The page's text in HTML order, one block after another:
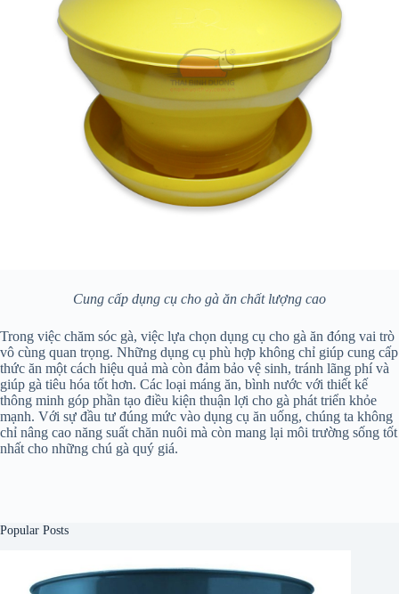
Cung cấp dụng cụ cho gà ăn chất lượng cao
Trong việc chăm sóc gà, việc lựa chọn dụng cụ cho gà ăn đóng vai trò
vô cùng quan trọng. Những dụng cụ phù hợp không chỉ giúp cung cấp
thức ăn một cách hiệu quả mà còn đảm bảo vệ sinh, tránh lãng phí và
giúp gà tiêu hóa tốt hơn. Các loại máng ăn, bình nước với thiết kế
thông minh góp phần tạo điều kiện thuận lợi cho gà phát triển khỏe
mạnh. Với sự đầu tư đúng mức vào dụng cụ ăn uống, chúng ta không
chỉ nâng cao năng suất chăn nuôi mà còn mang lại môi trường sống tốt
nhất cho những chú gà quý giá.
Popular Posts